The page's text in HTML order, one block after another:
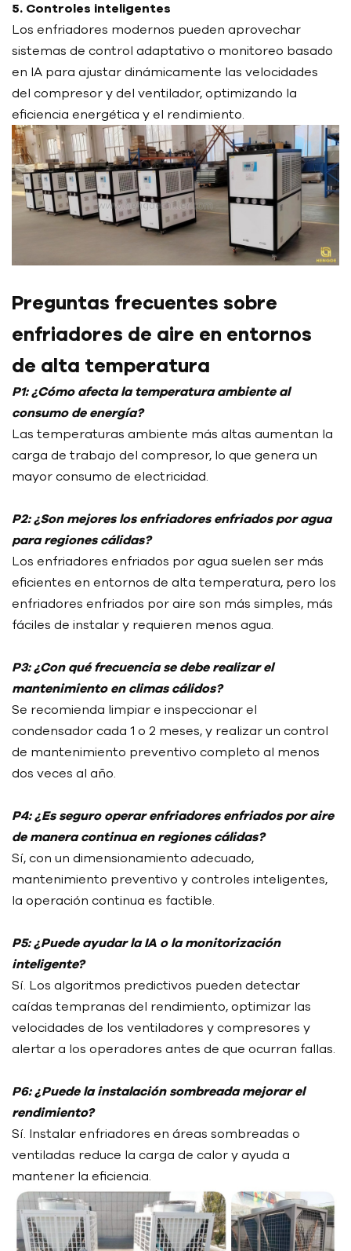
5. Controles inteligentes
Los enfriadores modernos pueden aprovechar
sistemas de control adaptativo o monitoreo basado
en IA para ajustar dinámicamente las velocidades
del compresor y del ventilador, optimizando la
eficiencia energética y el rendimiento.
Preguntas frecuentes sobre
enfriadores de aire en entornos
de alta temperatura
P1: ¿Cómo afecta la temperatura ambiente al
consumo de energía?
Las temperaturas ambiente más altas aumentan la
carga de trabajo del compresor, lo que genera un
mayor consumo de electricidad.
P2: ¿Son mejores los enfriadores enfriados por agua
para regiones cálidas?
Los enfriadores enfriados por agua suelen ser más
eficientes en entornos de alta temperatura, pero los
enfriadores enfriados por aire son más simples, más
fáciles de instalar y requieren menos agua.
P3: ¿Con qué frecuencia se debe realizar el
mantenimiento en climas cálidos?
Se recomienda limpiar e inspeccionar el
condensador cada 1 o 2 meses, y realizar un control
de mantenimiento preventivo completo al menos
dos veces al año.
P4: ¿Es seguro operar enfriadores enfriados por aire
de manera continua en regiones cálidas?
Sí, con un dimensionamiento adecuado,
mantenimiento preventivo y controles inteligentes,
la operación continua es factible.
P5: ¿Puede ayudar la IA o la monitorización
inteligente?
Sí. Los algoritmos predictivos pueden detectar
caídas tempranas del rendimiento, optimizar las
velocidades de los ventiladores y compresores y
alertar a los operadores antes de que ocurran fallas.
P6: ¿Puede la instalación sombreada mejorar el
rendimiento?
Sí. Instalar enfriadores en áreas sombreadas o
ventiladas reduce la carga de calor y ayuda a
mantener la eficiencia.